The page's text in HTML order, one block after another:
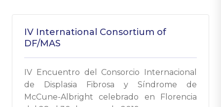
IV International Consortium of
DF/MAS
IV Encuentro del Consorcio Internacional
de Displasia Fibrosa y Síndrome de
McCune-Albright celebrado en Florencia